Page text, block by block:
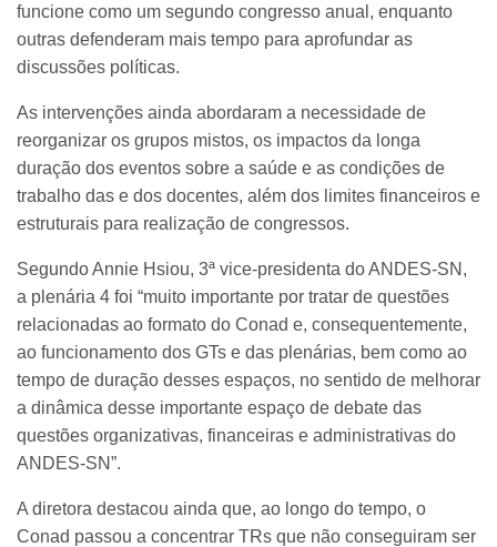
funcione como um segundo congresso anual, enquanto
outras defenderam mais tempo para aprofundar as
discussões políticas.
As intervenções ainda abordaram a necessidade de
reorganizar os grupos mistos, os impactos da longa
duração dos eventos sobre a saúde e as condições de
trabalho das e dos docentes, além dos limites financeiros e
estruturais para realização de congressos.
Segundo Annie Hsiou, 3ª vice-presidenta do ANDES-SN,
a plenária 4 foi “muito importante por tratar de questões
relacionadas ao formato do Conad e, consequentemente,
ao funcionamento dos GTs e das plenárias, bem como ao
tempo de duração desses espaços, no sentido de melhorar
a dinâmica desse importante espaço de debate das
questões organizativas, financeiras e administrativas do
ANDES-SN”.
A diretora destacou ainda que, ao longo do tempo, o
Conad passou a concentrar TRs que não conseguiram ser